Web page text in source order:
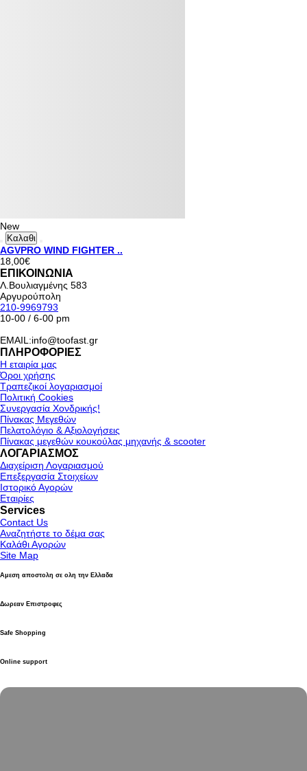
New
Καλαθι
AGVPRO WIND FIGHTER ..
18,00€
ΕΠΙΚΟΙΝΩΝΙΑ
Λ.Βουλιαγμένης 583
Αργυρούπολη
210-9969793
10-00 / 6-00 pm
EMAIL:info@toofast.gr
ΠΛΗΡΟΦΟΡΙΕΣ
Η εταιρία μας
Όροι χρήσης
Τραπεζικοί λογαριασμοί
Πολιτική Cookies
Συνεργασία Χονδρικής!
Πίνακας Μεγεθών
Πελατολόγιο & Αξιολογήσεις
Πίνακας μεγεθών κουκούλας μηχανής & scooter
ΛΟΓΑΡΙΑΣΜΟΣ
Διαχείριση Λογαριασμού
Επεξεργασία Στοιχείων
Ιστορικό Αγορών
Εταιρίες
Services
Contact Us
Αναζητήστε το δέμα σας
Καλάθι Αγορών
Site Map
Αμεση αποστολη σε ολη την Ελλαδα
Δωρεαν Επιστροφες
Safe Shopping
Online support